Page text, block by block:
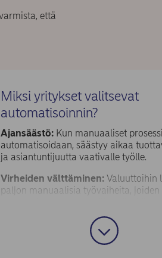
että
Miksi yritykset valitsevat
automatisoinnin?
Ajansäästö: Kun manuaaliset
automatisoidaan, säästyy aikaa
ja asiantuntijuutta vaativalle työlle.
Virheiden välttäminen:Valuuttoihin
paljon manuaalisia työvaiheita, joiden
Kun aikaa säästyy
esimerkiksi kauppojen syöttämiseltä ja